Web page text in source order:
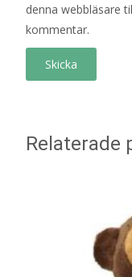
denna webbläsare
kommentar.
Relaterade